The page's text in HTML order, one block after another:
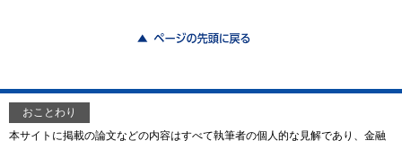
おことわり
本サイトに掲載の論文などの内容はすべて執筆者の個人的な見解であり、金融